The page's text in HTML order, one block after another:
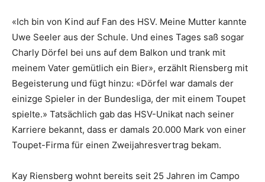
«Ich bin von Kind auf Fan des HSV. Meine Mutter kannte
Uwe Seeler aus der Schule. Und eines Tages saß sogar
Charly Dörfel bei uns auf dem Balkon und trank mit
meinem Vater gemütlich ein Bier», erzählt Riensberg mit
Begeisterung und fügt hinzu: «Dörfel war damals der
einizge Spieler in der Bundesliga, der mit einem Toupet
spielte.» Tatsächlich gab das HSV-Unikat nach seiner
Karriere bekannt, dass er damals 20.000 Mark von einer
Toupet-Firma für einen Zweijahresvertrag bekam.
Kay Riensberg wohnt bereits seit 25 Jahren im Campo